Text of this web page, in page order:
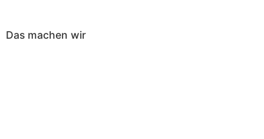
Das machen wir